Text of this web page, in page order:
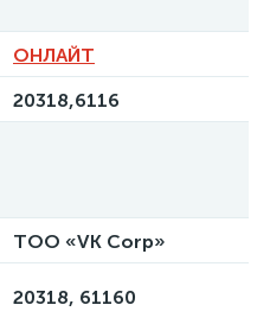
ОНЛАЙТ
20318,6116
ТОО «VK Corp»
20318, 61160